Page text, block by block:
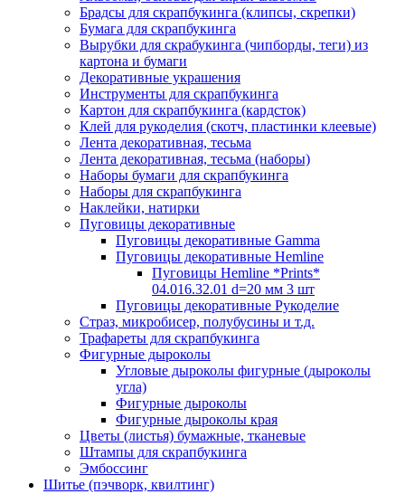
Брадсы для скрапбукинга (клипсы, скрепки)
Бумага для скрапбукинга
Вырубки для скрабукинга (чипборды, теги) из
картона и бумаги
Декоративные украшения
Инструменты для скрапбукинга
Картон для скрапбукинга (кардсток)
Клей для рукоделия (скотч, пластинки клеевые)
Лента декоративная, тесьма
Лента декоративная, тесьма (наборы)
Наборы бумаги для скрапбукинга
Наборы для скрапбукинга
Наклейки, натирки
Пуговицы декоративные
Пуговицы декоративные Gamma
Пуговицы декоративные Hemline
Пуговицы Hemline *Prints*
04.016.32.01 d=20 мм 3 шт
Пуговицы декоративные Рукоделие
Страз, микробисер, полубусины и т.д.
Трафареты для скрапбукинга
Фигурные дыроколы
Угловые дыроколы фигурные (дыроколы
угла)
Фигурные дыроколы
Фигурные дыроколы края
Цветы (листья) бумажные, тканевые
Штампы для скрапбукинга
Эмбоссинг
Шитье (пэчворк, квилтинг)